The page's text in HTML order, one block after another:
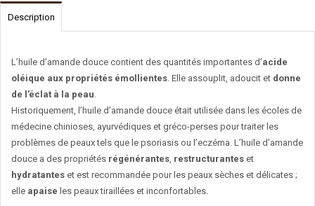
Description
L’huile d’amande douce contient des quantités importantes d’acide
oléique aux propriétés émollientes . Elle assouplit, adoucit et donne
de l’éclat à la peau
Historiquement, l’huile d’amande douce était utilisée dans les écoles de
médecine chinioses, ayurvédiques et gréco-perses pour traiter les
problèmes de peaux tels que le psoriasis ou l’eczéma. L’huile d’amande
douce a des propriétés régénérantes restructurantes et
hydratantes et est recommandée pour les peaux sèches et délicates ;
elle apaise les peaux tiraillées et inconfortables.